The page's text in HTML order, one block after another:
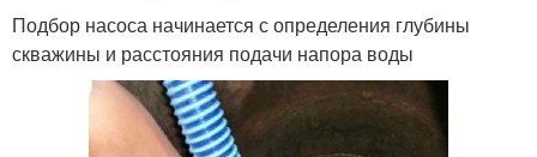
Подбор насоса начинается с определения глубины
скважины и расстояния подачи напора воды